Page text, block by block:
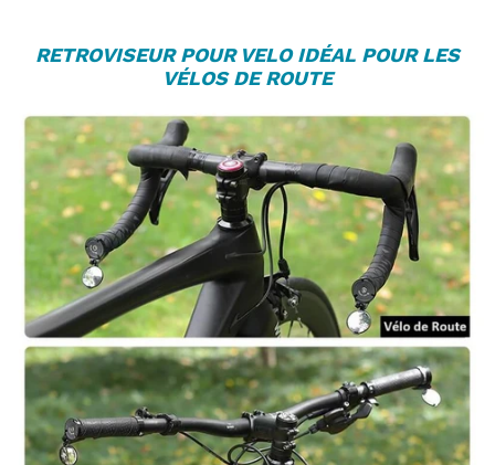
RETROVISEUR POUR VELO IDÉAL POUR LES
VÉLOS DE ROUTE